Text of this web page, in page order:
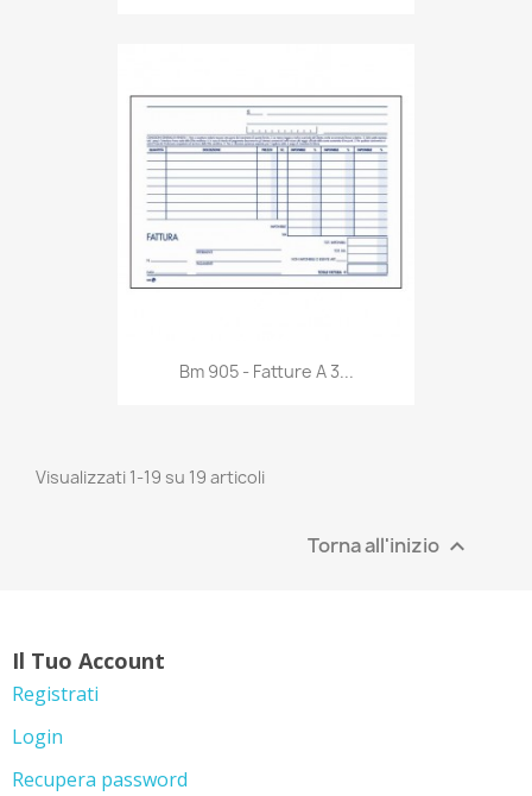
Anteprima
Bm 905 - Fatture A 3...
Visualizzati 1-19 su 19 articoli
Torna all'inizio 
Il Tuo Account
Registrati
Login
Recupera password